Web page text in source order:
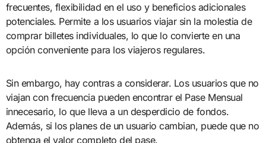
frecuentes, flexibilidad en el uso y beneficios adicionales
potenciales. Permite a los usuarios viajar sin la molestia de
comprar billetes individuales, lo que lo convierte en una
opción conveniente para los viajeros regulares.
Sin embargo, hay contras a considerar. Los usuarios que no
viajan con frecuencia pueden encontrar el Pase Mensual
innecesario, lo que lleva a un desperdicio de fondos.
Además, si los planes de un usuario cambian, puede que no
obtenga el valor completo del pase.